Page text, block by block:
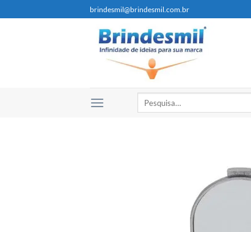
brindesmil@brindesmil.com.br